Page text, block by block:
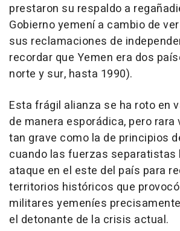
prestaron su respaldo a
Gobierno yemení a cambio de
sus reclamaciones de
recordar que Yemen era dos
norte y sur, hasta 1990).
Esta frágil alianza se ha roto en
de manera esporádica, pero rara
tan grave como la de principios
cuando las fuerzas separatistas
ataque en el este del país para
territorios históricos que
militares yemeníes
el detonante de la crisis actual.